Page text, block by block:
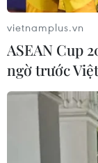
IMF và
xuất thiết
Theo IMF,
vietnamplus.vn
ASEAN Cup
ngờ trước